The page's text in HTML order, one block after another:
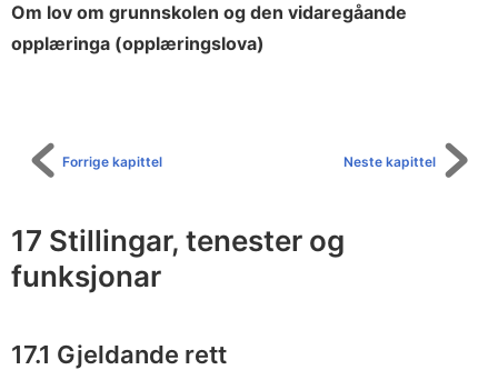
Om lov om grunnskolen og den vidaregåande
opplæringa (opplæringslova)
Neste kapittel
Forrige kapittel
17 Stillingar, tenester og
funksjonar
17.1 Gjeldande rett